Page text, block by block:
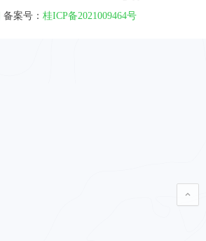
备案号： 桂ICP备2021009464号